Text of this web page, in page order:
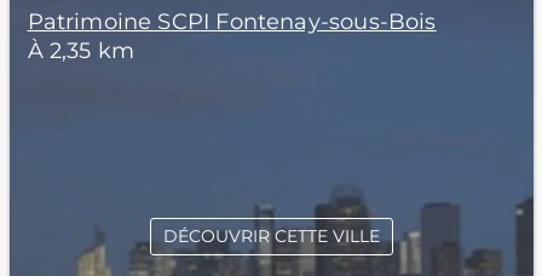
Patrimoine SCPI Fontenay-sous-Bois
À 2,35 km
DÉCOUVRIR CETTE VILLE